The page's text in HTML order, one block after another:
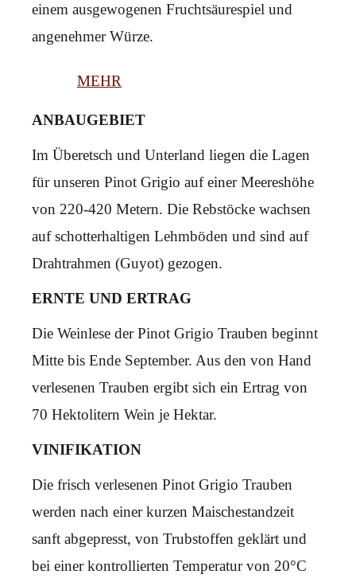
einem ausgewogenen Fruchtsäurespiel und
angenehmer Würze.
MEHR
ANBAUGEBIET
Im Überetsch und Unterland liegen die Lagen
für unseren Pinot Grigio auf einer Meereshöhe
von 220-420 Metern. Die Rebstöcke wachsen
auf schotterhaltigen Lehmböden und sind auf
Drahtrahmen (Guyot) gezogen.
ERNTE UND ERTRAG
Die Weinlese der Pinot Grigio Trauben beginnt
Mitte bis Ende September. Aus den von Hand
verlesenen Trauben ergibt sich ein Ertrag von
70 Hektolitern Wein je Hektar.
VINIFIKATION
Die frisch verlesenen Pinot Grigio Trauben
werden nach einer kurzen Maischestandzeit
sanft abgepresst, von Trubstoffen geklärt und
bei einer kontrollierten Temperatur von 20°C